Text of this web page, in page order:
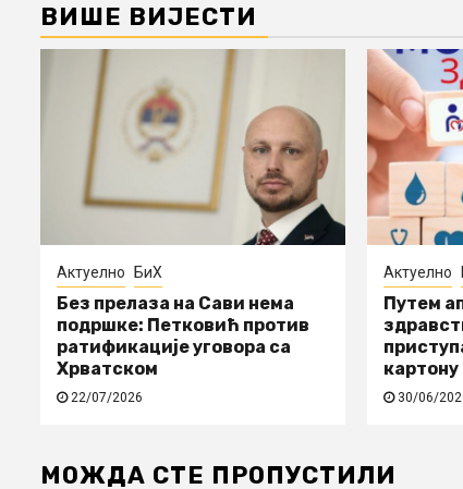
ВИШЕ ВИЈЕСТИ
Актуелно БиХ
Без прелаза на Сави нема
подршке: Петковић против
ратификације уговора са
Хрватском
22/07/2026
Актуелно
Путем
картону
30/06/
МОЖДА СТЕ ПРОПУСТИЛИ